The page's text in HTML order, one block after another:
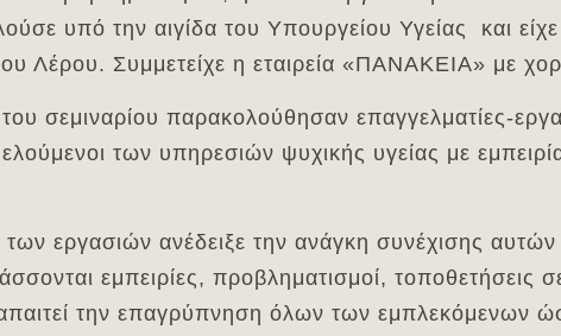
υπό την αιγίδα του Υπουργείου Υγείας και
Λέρου. Συμμετείχε η εταιρεία «ΠΑΝΑΚΕΙΑ» με
του σεμιναρίου παρακολούθησαν επαγγελματίες-
των υπηρεσιών ψυχικής υγείας με
εργασιών ανέδειξε την ανάγκη συνέχισης
εμπειρίες, προβληματισμοί,
την επαγρύπνηση όλων των εμπλεκόμενων